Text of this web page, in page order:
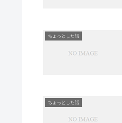
ちょっとした話
ちょっとした話